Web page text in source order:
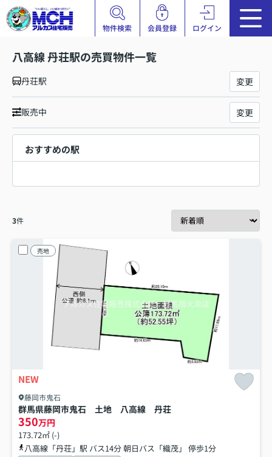
物件検索 会員登録 ログイン
八高線 丹荘駅の売買物件一覧
丹荘駅 変更
販売中 変更
おすすめの駅
3件
売地
NEW
藤岡市鬼石
群馬県藤岡市鬼石 土地 八高線 丹荘
350万円
173.72㎡ (-)
八高線「丹荘」駅 バス14分 朝日バス「織茂」 停歩1分